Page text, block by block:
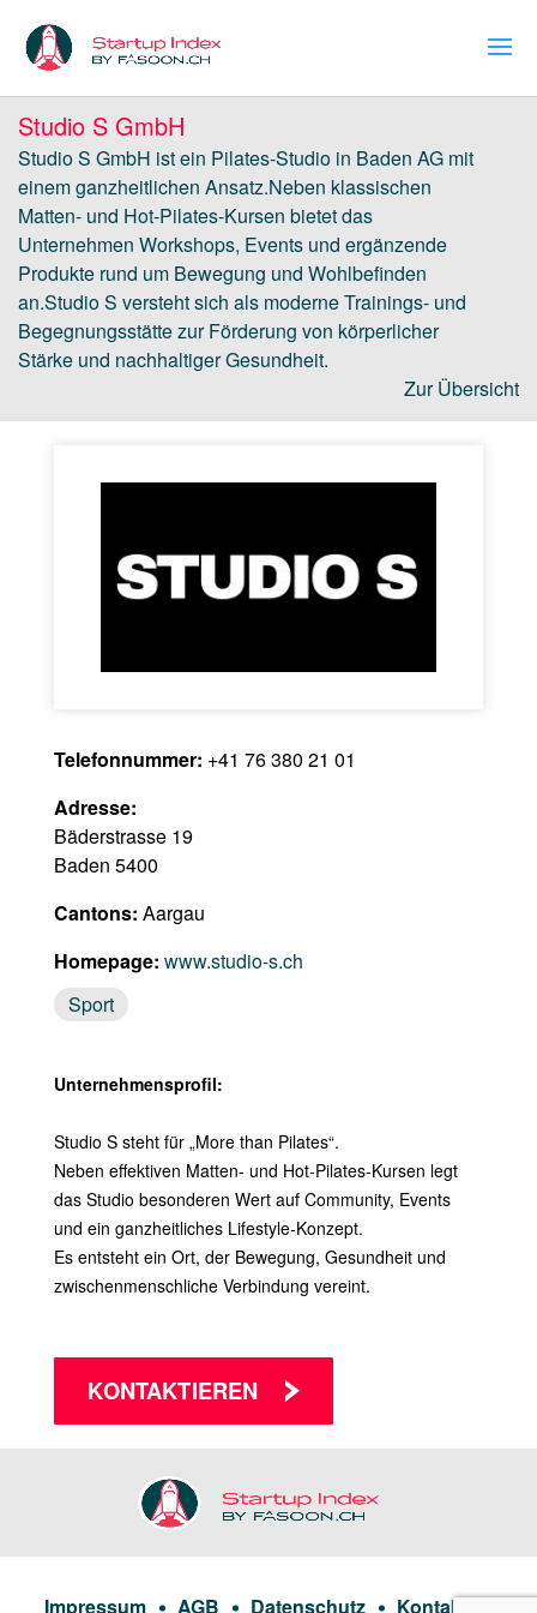
Studio S GmbH
Studio S GmbH ist ein Pilates-Studio in Baden AG mit
einem ganzheitlichen Ansatz.Neben klassischen
Matten- und Hot-Pilates-Kursen bietet das
Unternehmen Workshops, Events und ergänzende
Produkte rund um Bewegung und Wohlbefinden
an.Studio S versteht sich als moderne Trainings- und
Begegnungsstätte zur Förderung von körperlicher
Stärke und nachhaltiger Gesundheit.
Zur Übersicht
Telefonnummer: +41 76 380 21 01
Adresse:
Bäderstrasse 19
Baden 5400
Cantons: Aargau
Homepage: www.studio-s.ch
Sport
Unternehmensprofil:
Studio S steht für „More than Pilates“.
Neben effektiven Matten- und Hot-Pilates-Kursen legt
das Studio besonderen Wert auf Community, Events
und ein ganzheitliches Lifestyle-Konzept.
Es entsteht ein Ort, der Bewegung, Gesundheit und
zwischenmenschliche Verbindung vereint.
KONTAKTIEREN
Impressum AGB Datenschutz Kontakt